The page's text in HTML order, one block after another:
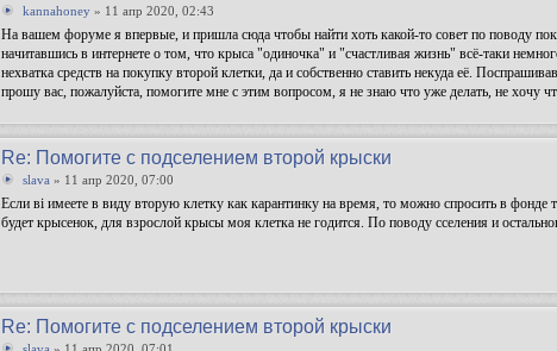
kannahoney » 11 апр 2020, 02:43
На вашем форуме я впервые, и пришла сюда чтобы найти хоть какой-то совет по поводу
начитавшись в интернете о том, что крыса "одиночка" и "счастливая жизнь" всё-таки
нехватка средств на покупку второй клетки, да и собственно ставить некуда её.
прошу вас, пожалуйста, помогите мне с этим вопросом, я не знаю что уже делать, не хочу
Re: Помогите с подселением второй крыски
slava » 11 апр 2020, 07:00
Если ві имеете в виду вторую клетку как карантинку на время, то можно спросить в
будет крысенок, для взрослой крысы моя клетка не годится. По поводу сселения и
Re: Помогите с подселением второй крыски